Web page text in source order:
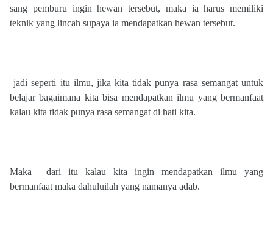
sang pemburu ingin hewan tersebut, maka ia harus memiliki
teknik yang lincah supaya ia mendapatkan hewan tersebut.
jadi seperti itu ilmu, jika kita tidak punya rasa semangat untuk
belajar bagaimana kita bisa mendapatkan ilmu yang bermanfaat
kalau kita tidak punya rasa semangat di hati kita.
Maka
dari itu kalau kita ingin mendapatkan ilmu yang
bermanfaat maka dahuluilah yang namanya adab.